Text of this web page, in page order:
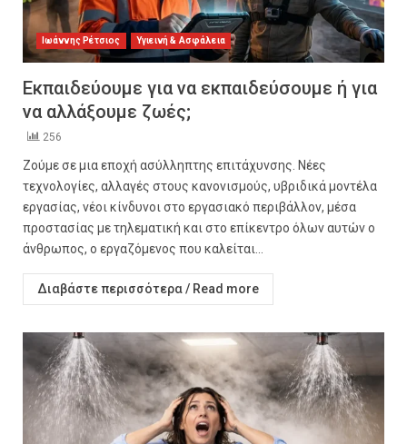
Ιωάννης Ρέτσιος Υγιεινή & Ασφάλεια
Εκπαιδεύουμε για να εκπαιδεύσουμε ή για
να αλλάξουμε ζωές;
256
Ζούμε σε μια εποχή ασύλληπτης επιτάχυνσης. Νέες
τεχνολογίες, αλλαγές στους κανονισμούς, υβριδικά μοντέλα
εργασίας, νέοι κίνδυνοι στο εργασιακό περιβάλλον, μέσα
προστασίας με τηλεματική και στο επίκεντρο όλων αυτών ο
άνθρωπος, ο εργαζόμενος που καλείται...
Διαβάστε περισσότερα / Read more